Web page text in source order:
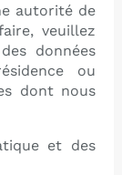
autorité de
veuillez
données
ou
dont nous
et des